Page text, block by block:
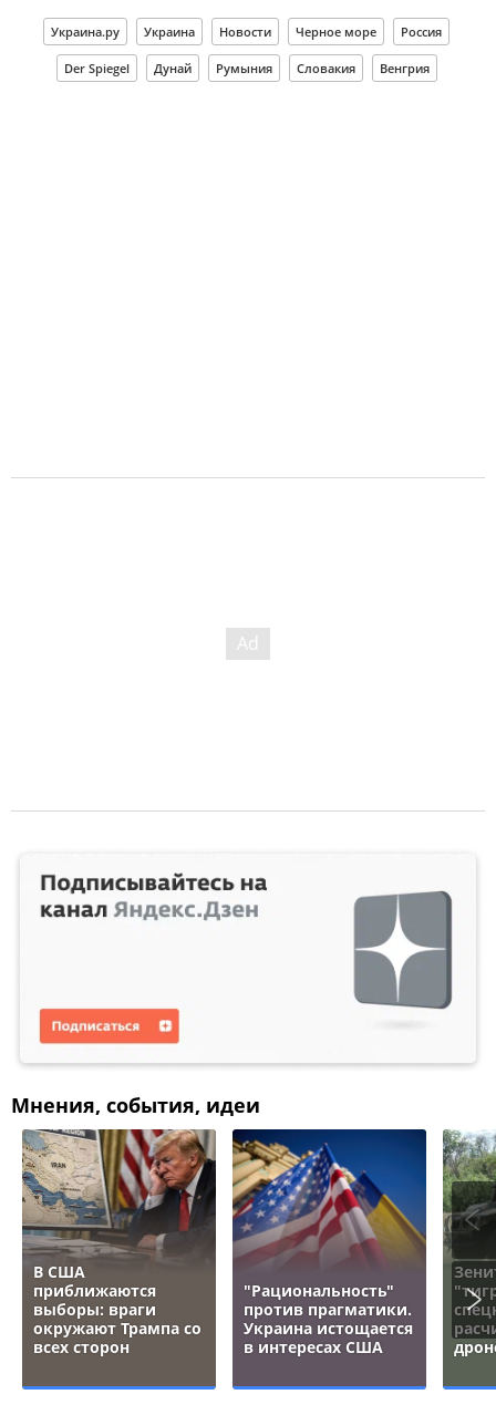
Украина.ру Украина Новости Черное море Россия
Der Spiegel Дунай Румыния Словакия Венгрия
Мнения, события, идеи
В США
приближаются
выборы: враги
окружают Трампа со
всех сторон
"Рациональность"
против прагматики.
Украина истощается
в интересах США